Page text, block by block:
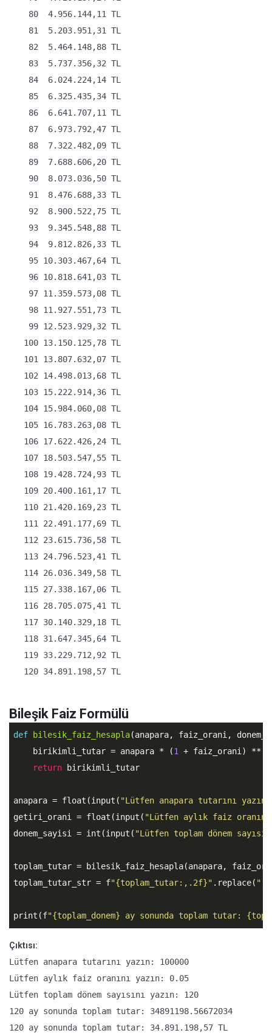
    80  4.956.144,11 TL
    81  5.203.951,31 TL
    82  5.464.148,88 TL
    83  5.737.356,32 TL
    84  6.024.224,14 TL
    85  6.325.435,34 TL
    86  6.641.707,11 TL
    87  6.973.792,47 TL
    88  7.322.482,09 TL
    89  7.688.606,20 TL
    90  8.073.036,50 TL
    91  8.476.688,33 TL
    92  8.900.522,75 TL
    93  9.345.548,88 TL
    94  9.812.826,33 TL
    95 10.303.467,64 TL
    96 10.818.641,03 TL
    97 11.359.573,08 TL
    98 11.927.551,73 TL
    99 12.523.929,32 TL
   100 13.150.125,78 TL
   101 13.807.632,07 TL
   102 14.498.013,68 TL
   103 15.222.914,36 TL
   104 15.984.060,08 TL
   105 16.783.263,08 TL
   106 17.622.426,24 TL
   107 18.503.547,55 TL
   108 19.428.724,93 TL
   109 20.400.161,17 TL
   110 21.420.169,23 TL
   111 22.491.177,69 TL
   112 23.615.736,58 TL
   113 24.796.523,41 TL
   114 26.036.349,58 TL
   115 27.338.167,06 TL
   116 28.705.075,41 TL
   117 30.140.329,18 TL
   118 31.647.345,64 TL
   119 33.229.712,92 TL
   120 34.891.198,57 TL
Bileşik Faiz Formülü
def bilesik_faiz_hesapla(anapara, faiz_orani,
    birikimli_tutar = anapara * (
1
+ faiz_orani) **
return birikimli_tutar
anapara = float(input( "Lütfen anapara tutarını
getiri_orani = float(input( "Lütfen aylık faiz
donem_sayisi = int(input( "Lütfen toplam dönem
toplam_tutar = bilesik_faiz_hesapla(anapara,
toplam_tutar_str = f"{toplam_tutar:,.2f}" .replace( ","
print(f"{toplam_donem} ay sonunda toplam tutar:
Çıktısı:
Lütfen anapara tutarını yazın: 100000
Lütfen aylık faiz oranını yazın: 0.05
Lütfen toplam dönem sayısını yazın: 120
120 ay sonunda toplam tutar: 34891198.56672034
120 ay sonunda toplam tutar: 34.891.198,57 TL